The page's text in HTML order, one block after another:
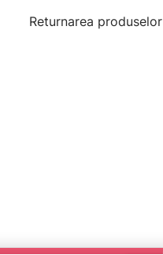
Returnarea produselor